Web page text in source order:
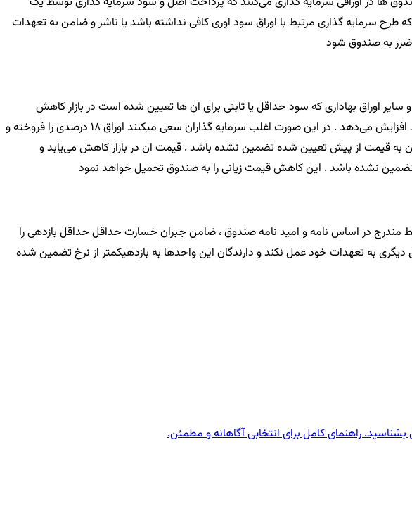
سرمایه گذاری مرتبط با اوراق سود اوری کافی نداشته باشد یا ناشر و ضامن به تعهدات
ضرر به صندوق شود
اوراق بهاداری که سود حداقل یا ثابتی برای ان ها تعیین شده است در بازار کاهش
می‌یابد . فرض کنید دولت قبل اوراق مشارکتی با نرخ 18 درصد منتشر کرده در انتشار اوراق دولتی جدید این نرخ را به 21 درصد افزایش می‌دهد . در این صورت اغلب سرمایه گذاران سعی میکنند اوراق 18 درصدی را فروخته و
درصدی در بازار افزایش یابد در صورتی که خرید ان به قیمت از پیش تعیین شده تضمین نشده باشد . قیمت ان در بازار کاهش می‌یابد و
نشده باشد . این کاهش قیمت زیانی را به صندوق تحمیل خواهد نمود
مندرج در اساس نامه و امید نامه صندوق ، ضامن جبران خسارت حداقل حداقل بازدهی را
به تعهدات خود عمل نکند و دارندگان این واحدها به بازدهیکمتر از نرخ تضمین شده
راهنمای کامل برای انتخابی آگاهانه و مطمئن.